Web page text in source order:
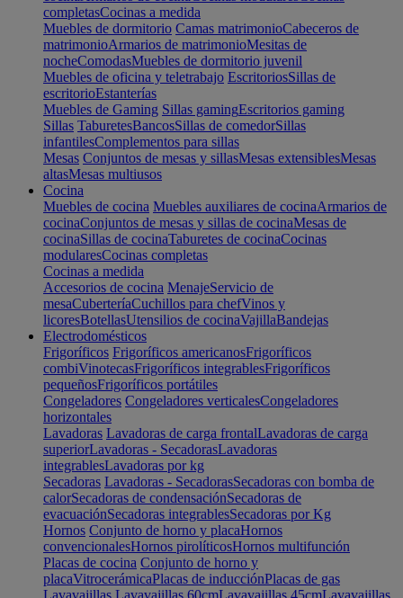
completasCocinas a medida
Muebles de dormitorio Camas matrimonioCabeceros de
matrimonioArmarios de matrimonioMesitas de
nocheComodasMuebles de dormitorio juvenil
Muebles de oficina y teletrabajo EscritoriosSillas de
escritorioEstanterías
Muebles de Gaming Sillas gamingEscritorios gaming
Sillas TaburetesBancosSillas de comedorSillas
infantilesComplementos para sillas
Mesas Conjuntos de mesas y sillasMesas extensiblesMesas
altasMesas multiusos
Cocina
Muebles de cocina Muebles auxiliares de cocinaArmarios de
cocinaConjuntos de mesas y sillas de cocinaMesas de
cocinaSillas de cocinaTaburetes de cocinaCocinas
modularesCocinas completas
Cocinas a medida
Accesorios de cocina MenajeServicio de
mesaCuberteríaCuchillos para chefVinos y
licoresBotellasUtensilios de cocinaVajillaBandejas
Electrodomésticos
Frigoríficos Frigoríficos americanosFrigoríficos
combiVinotecasFrigoríficos integrablesFrigoríficos
pequeñosFrigoríficos portátiles
Congeladores Congeladores verticalesCongeladores
horizontales
Lavadoras Lavadoras de carga frontalLavadoras de carga
superiorLavadoras - SecadorasLavadoras
integrablesLavadoras por kg
Secadoras Lavadoras - SecadorasSecadoras con bomba de
calorSecadoras de condensaciónSecadoras de
evacuaciónSecadoras integrablesSecadoras por Kg
Hornos Conjunto de horno y placaHornos
convencionalesHornos pirolíticosHornos multifunción
Placas de cocina Conjunto de horno y
placaVitrocerámicaPlacas de inducciónPlacas de gas
Lavavajillas Lavavajillas 60cmLavavajillas 45cmLavavajillas